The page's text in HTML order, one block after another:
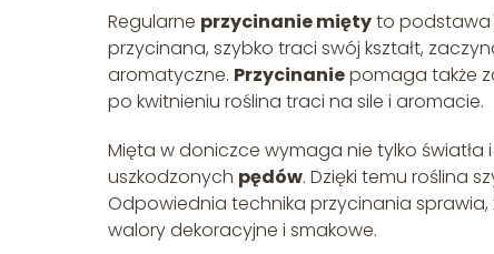
Regularne przycinanie miętyto podstawa
przycinana, szybko traci swój kształt,
aromatyczne. Przycinaniepomaga także
po kwitnieniu roślina traci na sile i aromacie.
Mięta w doniczce wymaga nie tylko
uszkodzonych pędów. Dzięki temu roślina
Odpowiednia technika przycinania
walory dekoracyjne i smakowe.